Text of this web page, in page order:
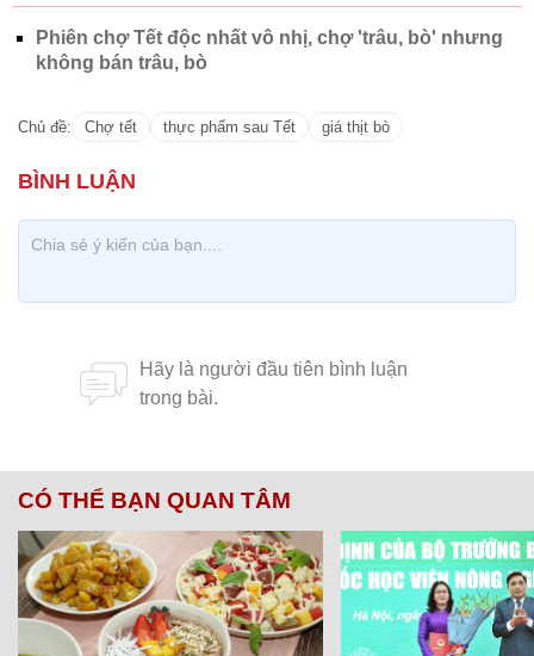
Phiên chợ Tết độc nhất vô nhị, chợ 'trâu, bò' nhưng
không bán trâu, bò
Chủ đề: Chợ tết thực phẩm sau Tết giá thịt bò
CÓ THỂ BẠN QUAN TÂM